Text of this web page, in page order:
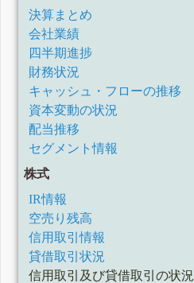
決算まとめ
会社業績
四半期進捗
財務状況
キャッシュ・フローの推移
資本変動の状況
配当推移
セグメント情報
株式
IR情報
空売り残高
信用取引情報
貸借取引状況
信用取引及び貸借取引の状況